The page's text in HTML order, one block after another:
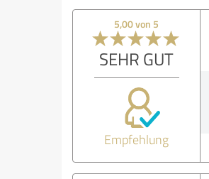
5,00 von 5
SEHR GUT
Empfehlung